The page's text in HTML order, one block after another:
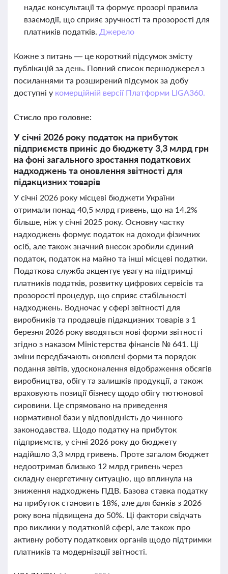
надає консультації та формує прозорі правила
взаємодії, що сприяє зручності та прозорості для
платників податків. Джерело
Кожне з питань — це короткий підсумок змісту
публікацій за день. Повний список першоджерел з
посиланнями та розширений підсумок за добу
доступні у комерційній версії Платформи LIGA360.
Стисло про головне:
У січні 2026 року податок на прибуток
підприємств приніс до бюджету 3,3 млрд грн
на фоні загального зростання податкових
надходжень та оновлення звітності для
підакцизних товарів
У січні 2026 року місцеві бюджети України
отримали понад 40,5 млрд гривень, що на 14,2%
більше, ніж у січні 2025 року. Основну частку
надходжень формує податок на доходи фізичних
осіб, але також значний внесок зробили єдиний
податок, податок на майно та інші місцеві податки.
Податкова служба акцентує увагу на підтримці
платників податків, розвитку цифрових сервісів та
прозорості процедур, що сприяє стабільності
надходжень. Водночас у сфері звітності для
виробників та продавців підакцизних товарів з 1
березня 2026 року вводяться нові форми звітності
згідно з наказом Міністерства фінансів № 641. Ці
зміни передбачають оновлені форми та порядок
подання звітів, удосконалення відображення обсягів
виробництва, обігу та залишків продукції, а також
враховують позиції бізнесу щодо обігу тютюнової
сировини. Це спрямовано на приведення
нормативної бази у відповідність до чинного
законодавства. Щодо податку на прибуток
підприємств, у січні 2026 року до бюджету
надійшло 3,3 млрд гривень. Проте загалом бюджет
недоотримав близько 12 млрд гривень через
складну енергетичну ситуацію, що вплинула на
зниження надходжень ПДВ. Базова ставка податку
на прибуток становить 18%, але для банків з 2026
року вона підвищена до 50%. Ці фактори свідчать
про виклики у податковій сфері, але також про
активну роботу податкових органів щодо підтримки
платників та модернізації звітності.